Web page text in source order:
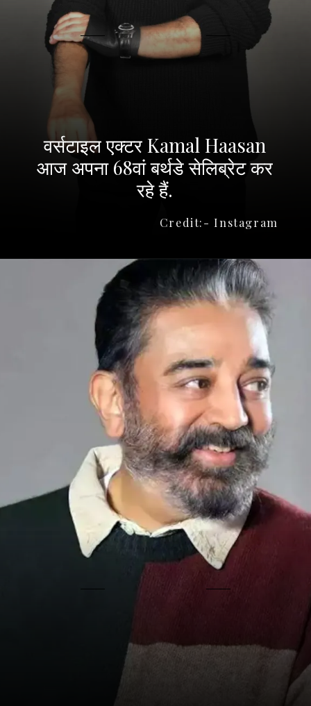
Credit:- Instagram
वर्सटाइल एक्टर Kamal Haasan
आज अपना 68वां बर्थडे सेलिब्रेट कर